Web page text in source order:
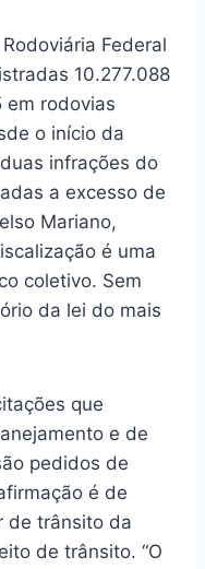
Federal
10.277.088
em rodovias
o início da
infrações do
a excesso de
Mariano,
é uma
coletivo. Sem
da lei do mais
que
e de
pedidos de
é de
de trânsito da
de trânsito. “O